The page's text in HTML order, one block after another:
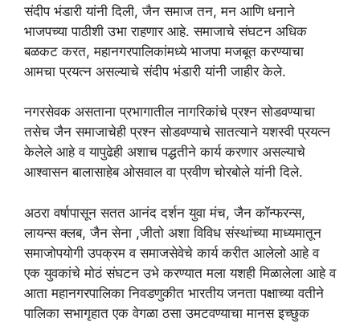
संदीप भंडारी यांनी दिली, जैन समाज तन, मन आणि धनाने
भाजपच्या पाठीशी उभा राहणार आहे. समाजाचे संघटन अधिक
बळकट करत, महानगरपालिकांमध्ये भाजपा मजबूत करण्याचा
आमचा प्रयत्न असल्याचे संदीप भंडारी यांनी जाहीर केले.
नगरसेवक असताना प्रभागातील नागरिकांचे प्रश्न सोडवण्याचा
तसेच जैन समाजाचेही प्रश्न सोडवण्याचे सातत्याने यशस्वी प्रयत्न
केलेले आहे व यापुढेही अशाच पद्धतीने कार्य करणार असल्याचे
आश्वासन बालासाहेब ओसवाल वा प्रवीण चोरबोले यांनी दिले.
अठरा वर्षापासून सतत आनंद दर्शन युवा मंच, जैन कॉन्फरन्स,
लायन्स क्लब, जैन सेना ,जीतो अशा विविध संस्थांच्या माध्यमातून
समाजोपयोगी उपक्रम व समाजसेवेचे कार्य करीत आलेलो आहे व
एक युवकांचे मोठं संघटन उभे करण्यात मला यशही मिळालेला आहे व
आता महानगरपालिका निवडणुकीत भारतीय जनता पक्षाच्या वतीने
पालिका सभागृहात एक वेगळा ठसा उमटवण्याचा मानस इच्छुक